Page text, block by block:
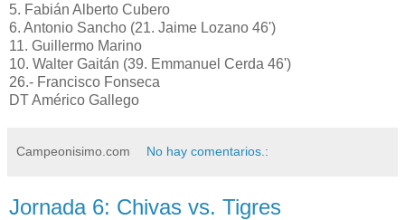
5. Fabián Alberto Cubero
6. Antonio Sancho (21. Jaime Lozano 46')
11. Guillermo Marino
10. Walter Gaitán (39. Emmanuel Cerda 46')
26.- Francisco Fonseca
DT Américo Gallego
Campeonisimo.com No hay comentarios.:
Jornada 6: Chivas vs. Tigres